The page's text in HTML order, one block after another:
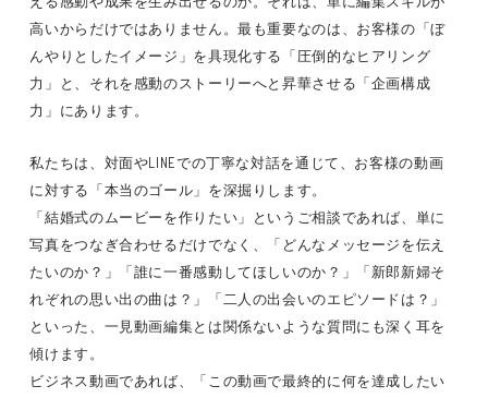
高いからだけではありません。最も重要なのは、お客様の「ぼ
んやりとしたイメージ」を具現化する「圧倒的なヒアリング
力」と、それを感動のストーリーへと昇華させる「企画構成
力」にあります。
私たちは、対面やLINEでの丁寧な対話を通じて、お客様の動画
に対する「本当のゴール」を深掘りします。
「結婚式のムービーを作りたい」というご相談であれば、単に
写真をつなぎ合わせるだけでなく、「どんなメッセージを伝え
たいのか？」「誰に一番感動してほしいのか？」「新郎新婦そ
れぞれの思い出の曲は？」「二人の出会いのエピソードは？」
といった、一見動画編集とは関係ないような質問にも深く耳を
傾けます。
ビジネス動画であれば、「この動画で最終的に何を達成したい